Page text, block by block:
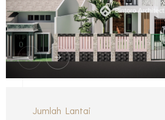
Jumlah Lantai